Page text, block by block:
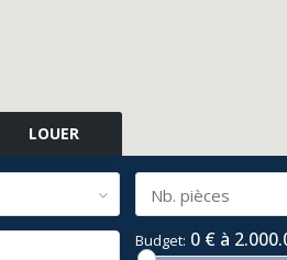
LOUER
Nb. pièces
Budget: 0 € à